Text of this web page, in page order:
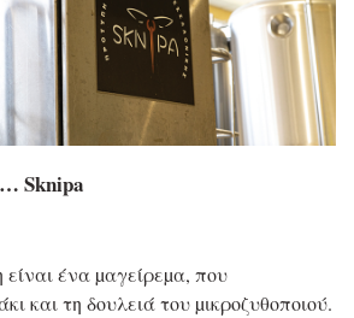
Sknipa
είναι ένα µαγείρεµα, που
και τη δουλειά του µικροζυθοποιού.